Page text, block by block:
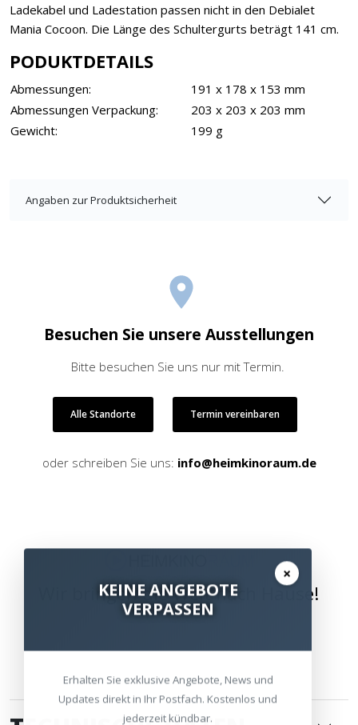
Ladekabel und Ladestation passen nicht in den Debialet
Mania Cocoon. Die Länge des Schultergurts beträgt 141 cm.
PODUKTDETAILS
Abmessungen:
191 x 178 x 153 mm
Abmessungen Verpackung:
203 x 203 x 203 mm
Gewicht:
199 g
Angaben zur Produktsicherheit
Besuchen Sie unsere Ausstellungen
Bitte besuchen Sie uns nur mit Termin.
Alle Standorte Termin vereinbaren
oder schreiben Sie uns: info@heimkinoraum.de
Wir bringen die Welt nach Hause!
×
KEINE ANGEBOTE
VERPASSEN
Erhalten Sie exklusive Angebote, News und
Updates direkt in Ihr Postfach. Kostenlos und
jederzeit kündbar.